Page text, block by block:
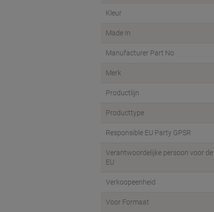
Kleur
Made In
Manufacturer Part No
Merk
Productlijn
Producttype
Responsible EU Party GPSR
Verantwoordelijke persoon voor de
EU
Verkoopeenheid
Voor Formaat